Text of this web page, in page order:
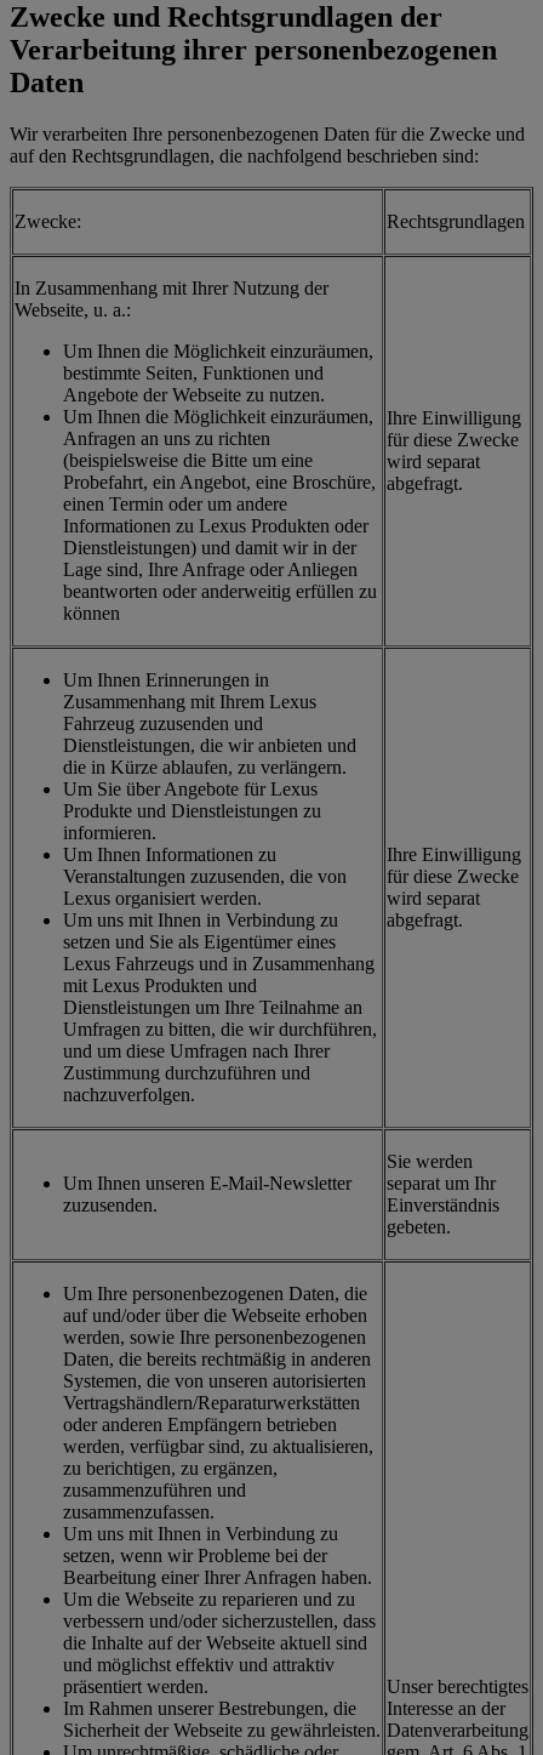
Zwecke und Rechtsgrundlagen der
Verarbeitung ihrer personenbezogenen
Daten
Wir verarbeiten Ihre personenbezogenen Daten für die Zwecke und
auf den Rechtsgrundlagen, die nachfolgend beschrieben sind:
Zwecke: Rechtsgrundlagen
In Zusammenhang mit Ihrer Nutzung der
Webseite, u. a.:
Um Ihnen die Möglichkeit einzuräumen,
bestimmte Seiten, Funktionen und
Angebote der Webseite zu nutzen.
Um Ihnen die Möglichkeit einzuräumen,
Anfragen an uns zu richten
(beispielsweise die Bitte um eine
Probefahrt, ein Angebot, eine Broschüre,
einen Termin oder um andere
Informationen zu Lexus Produkten oder
Dienstleistungen) und damit wir in der
Lage sind, Ihre Anfrage oder Anliegen
beantworten oder anderweitig erfüllen zu
können
Ihre Einwilligung
für diese Zwecke
wird separat
abgefragt.
Um Ihnen Erinnerungen in
Zusammenhang mit Ihrem Lexus
Fahrzeug zuzusenden und
Dienstleistungen, die wir anbieten und
die in Kürze ablaufen, zu verlängern.
Um Sie über Angebote für Lexus
Produkte und Dienstleistungen zu
informieren.
Um Ihnen Informationen zu
Veranstaltungen zuzusenden, die von
Lexus organisiert werden.
Um uns mit Ihnen in Verbindung zu
setzen und Sie als Eigentümer eines
Lexus Fahrzeugs und in Zusammenhang
mit Lexus Produkten und
Dienstleistungen um Ihre Teilnahme an
Umfragen zu bitten, die wir durchführen,
und um diese Umfragen nach Ihrer
Zustimmung durchzuführen und
nachzuverfolgen.
Ihre Einwilligung
für diese Zwecke
wird separat
abgefragt.
Um Ihnen unseren E-Mail-Newsletter
zuzusenden.
Sie werden
separat um Ihr
Einverständnis
gebeten.
Um Ihre personenbezogenen Daten, die
auf und/oder über die Webseite erhoben
werden, sowie Ihre personenbezogenen
Daten, die bereits rechtmäßig in anderen
Systemen, die von unseren autorisierten
Vertragshändlern/Reparaturwerkstätten
oder anderen Empfängern betrieben
werden, verfügbar sind, zu aktualisieren,
zu berichtigen, zu ergänzen,
zusammenzuführen und
zusammenzufassen.
Um uns mit Ihnen in Verbindung zu
setzen, wenn wir Probleme bei der
Bearbeitung einer Ihrer Anfragen haben.
Um die Webseite zu reparieren und zu
verbessern und/oder sicherzustellen, dass
die Inhalte auf der Webseite aktuell sind
und möglichst effektiv und attraktiv
präsentiert werden.
Im Rahmen unserer Bestrebungen, die
Sicherheit der Webseite zu gewährleisten.
Unser berechtigtes
Interesse an der
Datenverarbeitung